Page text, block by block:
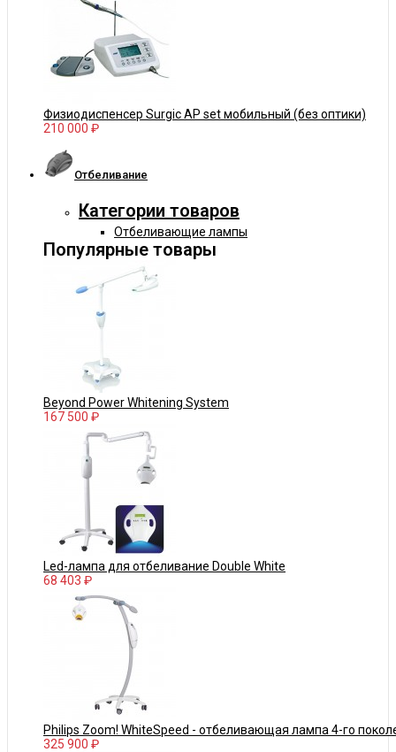
Физиодиспенсер Surgic AP set мобильный (без оптики)
210 000 ₽
Отбеливание
Категории товаров
Отбеливающие лампы
Популярные товары
Beyond Power Whitening System
167 500 ₽
Led-лампа для отбеливание Double White
68 403 ₽
Philips Zoom! WhiteSpeed - отбеливающая лампа 4-го
325 900 ₽